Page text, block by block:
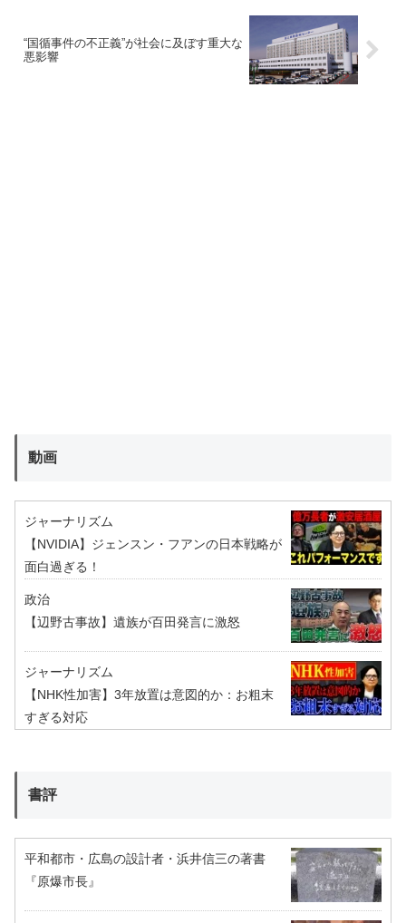
“国循事件の不正義”が社会に及ぼす重大な
悪影響
動画
ジャーナリズム
【NVIDIA】ジェンスン・フアンの日本戦略が
面白過ぎる！
政治
【辺野古事故】遺族が百田発言に激怒
ジャーナリズム
【NHK性加害】3年放置は意図的か：お粗末
すぎる対応
書評
平和都市・広島の設計者・浜井信三の著書
『原爆市長』